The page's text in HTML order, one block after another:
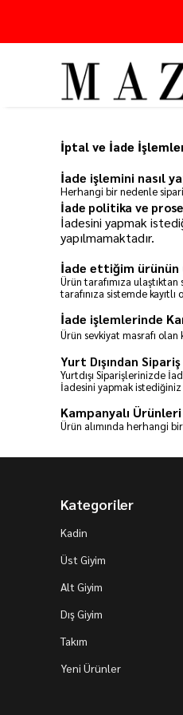
İptal ve İade
İade işlemini nasıl
Herhangi bir nedenle
İade politika ve
İadesini yapmak
yapılmamaktadır.
İade ettiğim ürünün
Ürün tarafımıza
tarafınıza sistemde
İade işlemlerinde
Ürün sevkiyat masrafı
Yurt Dışından
Yurtdışı Siparişlerinizde
İadesini yapmak
Kampanyalı
Ürün alımında herhangi
Kategoriler
Kadin
Üst Giyim
Alt Giyim
Dış Giyim
Takım
Yeni Ürünler